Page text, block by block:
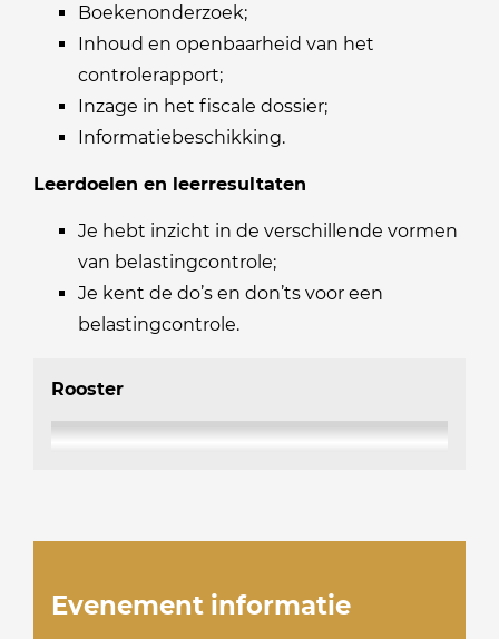
Boekenonderzoek;
Inhoud en openbaarheid van het
controlerapport;
Inzage in het fiscale dossier;
Informatiebeschikking.
Leerdoelen en leerresultaten
Je hebt inzicht in de verschillende vormen
van belastingcontrole;
Je kent de do’s en don’ts voor een
belastingcontrole.
Rooster
Evenement informatie